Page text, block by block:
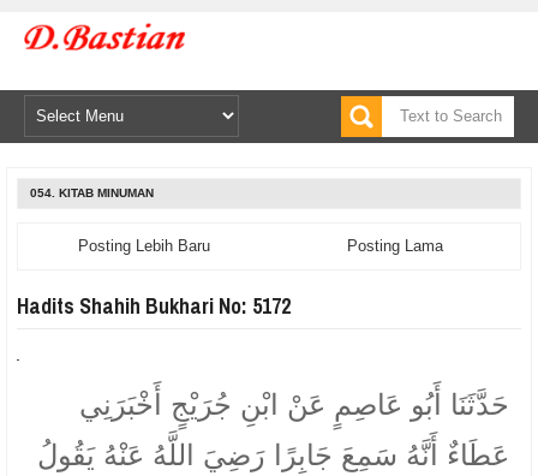
054. KITAB MINUMAN
Posting Lebih Baru Posting Lama
Hadits Shahih Bukhari No: 5172
حَدَّثَنَا أَبُو عَاصِمٍ عَنْ ابْنِ جُرَيْجٍ أَخْبَرَنِي
عَطَاءٌ أَنَّهُ سَمِعَ جَابِرًا رَضِيَ اللَّهُ عَنْهُ يَقُولُ